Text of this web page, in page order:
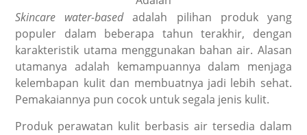
Skincare water-basedadalah pilihan produk yang
populer dalam beberapa tahun terakhir, dengan
karakteristik utama menggunakan bahan air. Alasan
utamanya adalah kemampuannya dalam menjaga
kelembapan kulit dan membuatnya jadi lebih sehat.
Pemakaiannya pun cocok untuk segala jenis kulit.
Produk perawatan kulit berbasis air tersedia dalam